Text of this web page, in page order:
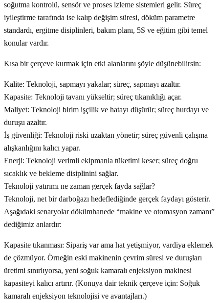
soğutma kontrolü, sensör ve proses izleme sistemleri gelir. Süreç
iyileştirme tarafında ise kalıp değişim süresi, döküm parametre
standardı, ergitme disiplinleri, bakım planı, 5S ve eğitim gibi temel
konular vardır.
Kısa bir çerçeve kurmak için etki alanlarını şöyle düşünebilirsin:
Kalite: Teknoloji, sapmayı yakalar; süreç, sapmayı azaltır.
Kapasite: Teknoloji tavanı yükseltir; süreç tıkanıklığı açar.
Maliyet: Teknoloji birim işçilik ve hatayı düşürür; süreç hurdayı ve
duruşu azaltır.
İş güvenliği: Teknoloji riski uzaktan yönetir; süreç güvenli çalışma
alışkanlığını kalıcı yapar.
Enerji: Teknoloji verimli ekipmanla tüketimi keser; süreç doğru
sıcaklık ve bekleme disiplinini sağlar.
Teknoloji yatırımı ne zaman gerçek fayda sağlar?
Teknoloji, net bir darboğazı hedeflediğinde gerçek faydayı gösterir.
Aşağıdaki senaryolar dökümhanede “makine ve otomasyon zamanı”
dediğimiz anlardır:
Kapasite tıkanması: Sipariş var ama hat yetişmiyor, vardiya eklemek
de çözmüyor. Örneğin eski makinenin çevrim süresi ve duruşları
üretimi sınırlıyorsa, yeni soğuk kamaralı enjeksiyon makinesi
kapasiteyi kalıcı artırır. (Konuya dair teknik çerçeve için: Soğuk
kamaralı enjeksiyon teknolojisi ve avantajları.)